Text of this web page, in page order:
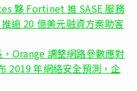
夥 Fortinet 推 SASE 服務
逾 20 億美元融資方案助客
Orange 調整網路參數應對
2019 年網絡安全預測，企